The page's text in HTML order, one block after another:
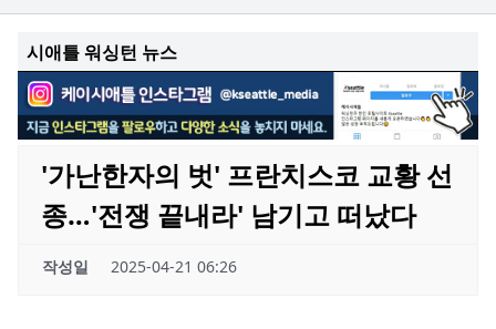
시애틀 워싱턴 뉴스
'가난한자의 벗' 프란치스코 교황 선
종…'전쟁 끝내라' 남기고 떠났다
작성일 2025-04-21 06:26